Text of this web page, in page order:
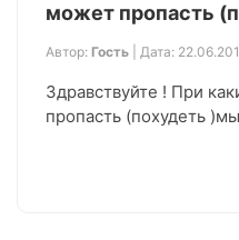
может пропасть
Автор: Гость | Дата:
Здравствуйте ! При
пропасть (похудеть